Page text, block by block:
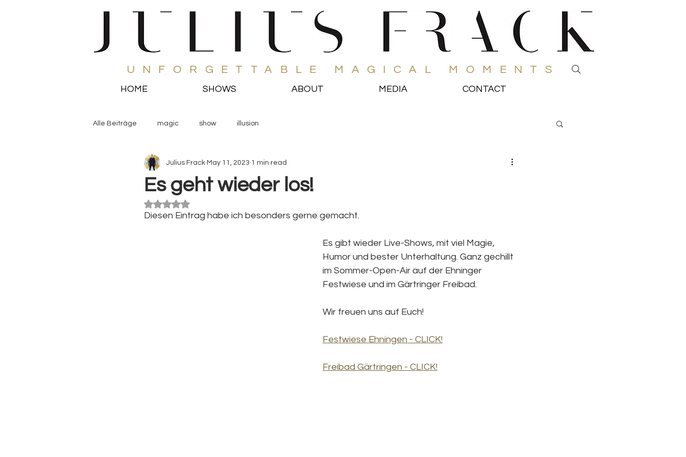
UNFORGETTABLE MAGICAL MOMENTS
HOME SHOWS ABOUT MEDIA CONTACT
Alle Beiträge magic show illusion
Es geht wieder los!
Julius Frack May 11, 2023 1 min read
Rated NaN out of 5 stars.
Diesen Eintrag habe ich besonders gerne gemacht.
Es gibt wieder Live-Shows, mit viel Magie,
Humor und bester Unterhaltung. Ganz gechillt
im Sommer-Open-Air auf der Ehninger
Festwiese und im Gärtringer Freibad.
Wir freuen uns auf Euch!
Festwiese Ehningen - CLICK!
Freibad Gärtringen - CLICK!